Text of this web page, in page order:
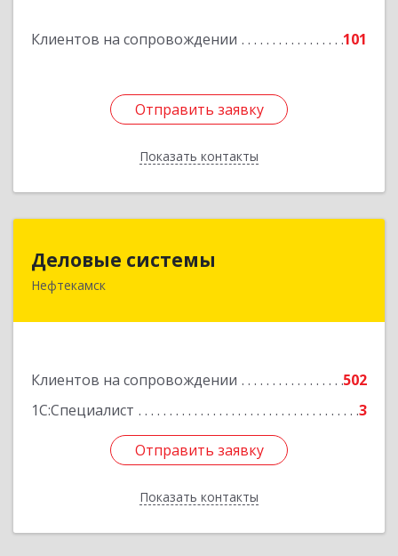
Клиентов на сопровождении 101
Отправить заявку
Показать контакты
Отправить заявку
Назад
Деловые системы
Нефтекамск
Клиентов на сопровождении
502
1С:Специалист
3
Отправить заявку
Показать контакты
452689, Башкортостан Респ, Нефтекамск г,
Отправить заявку
Назад